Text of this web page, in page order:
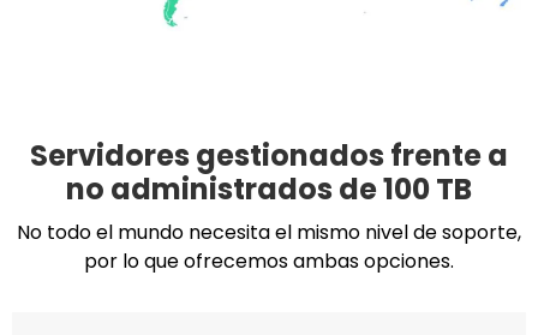
Servidores gestionados frente a
no administrados de 100 TB
No todo el mundo necesita el mismo nivel de soporte,
por lo que ofrecemos ambas opciones.